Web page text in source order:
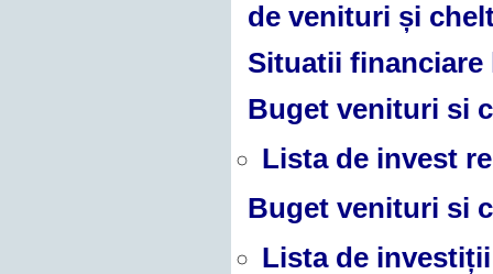
de venituri și
Situatii financiare
Buget venituri si
Lista de invest
Buget venituri si
Lista de